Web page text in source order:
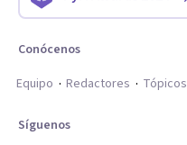
Conócenos
Equipo
Redactores Tópicos
Síguenos